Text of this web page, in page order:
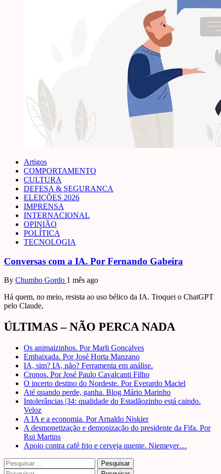
Artigos
COMPORTAMENTO
CULTURA
DEFESA & SEGURANÇA
ELEIÇÕES 2026
IMPRENSA
INTERNACIONAL
OPINIÃO
POLÍTICA
TECNOLOGIA
Conversas com a IA. Por Fernando Gabeira
By Chumbo Gordo 1 mês ago
Há quem, no meio, resista ao uso bélico da IA. Troquei o ChatGPT
pelo Claude,
ÚLTIMAS – NÃO PERCA NADA
Os animaizinhos. Por Marli Gonçalves
Embaixada. Por José Horta Manzano
IA, sim? IA, não? Ferramenta em análise.
Cronos. Por José Paulo Cavalcanti Filho
O incerto destino do Nordeste. Por Everardo Maciel
Até quando perde, ganha. Blog Mário Marinho
Intolerâncias |34: qualidade do Estadãozinho está caindo.
Veloz
A IA e a economia. Por Arnaldo Niskier
A desmonetização e demonização do presidente da Fifa. Por
Rui Martins
Apoio contra café frio e cerveja quente. Niemeyer…
Pesquisar
por: